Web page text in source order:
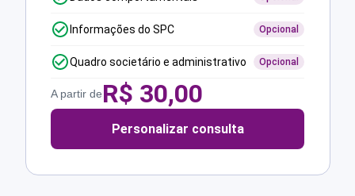
Informações do SPC Opcional
Quadro societário e administrativo Opcional
A partir deR$ 30,00
Personalizar consulta